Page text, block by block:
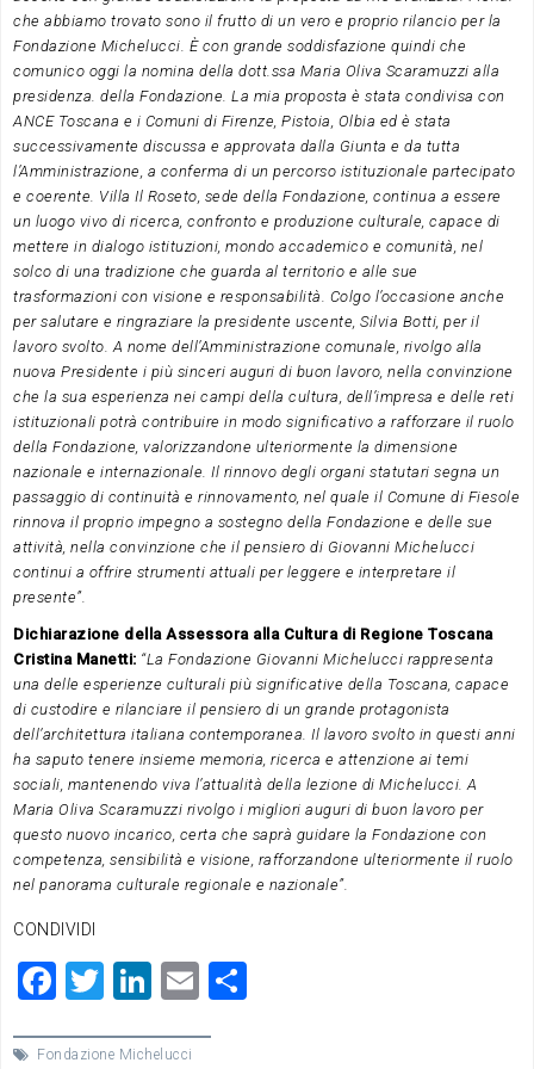
che abbiamo trovato sono il frutto di un vero e proprio rilancio per la
Fondazione Michelucci. È con grande soddisfazione quindi che
comunico oggi la nomina della dott.ssa Maria Oliva Scaramuzzi alla
presidenza. della Fondazione. La mia proposta è stata condivisa con
ANCE Toscana e i Comuni di Firenze, Pistoia, Olbia ed è stata
successivamente discussa e approvata dalla Giunta e da tutta
l’Amministrazione, a conferma di un percorso istituzionale partecipato
e coerente. Villa Il Roseto, sede della Fondazione, continua a essere
un luogo vivo di ricerca, confronto e produzione culturale, capace di
mettere in dialogo istituzioni, mondo accademico e comunità, nel
solco di una tradizione che guarda al territorio e alle sue
trasformazioni con visione e responsabilità. Colgo l’occasione anche
per salutare e ringraziare la presidente uscente, Silvia Botti, per il
lavoro svolto.A nome dell’Amministrazione comunale, rivolgo alla
nuova Presidente i più sinceri auguri di buon lavoro, nella convinzione
che la sua esperienza nei campi della cultura, dell’impresa e delle reti
istituzionali potrà contribuire in modo significativo a rafforzare il ruolo
della Fondazione, valorizzandone ulteriormente la dimensione
nazionale e internazionale. Il rinnovo degli organi statutari segna un
passaggio di continuità e rinnovamento, nel quale il Comune di Fiesole
rinnova il proprio impegno a sostegno della Fondazione e delle sue
attività, nella convinzione che il pensiero di Giovanni Michelucci
continui a offrire strumenti attuali per leggere e interpretare il
presente”.
Dichiarazione della Assessora alla Cultura di Regione Toscana
Cristina Manetti: “La Fondazione Giovanni Michelucci rappresenta
una delle esperienze culturali più significative della Toscana, capace
di custodire e rilanciare il pensiero di un grande protagonista
dell’architettura italiana contemporanea. Il lavoro svolto in questi anni
ha saputo tenere insieme memoria, ricerca e attenzione ai temi
sociali, mantenendo viva l’attualità della lezione di Michelucci. A
Maria Oliva Scaramuzzi rivolgo i migliori auguri di buon lavoro per
questo nuovo incarico, certa che saprà guidare la Fondazione con
competenza, sensibilità e visione, rafforzandone ulteriormente il ruolo
nel panorama culturale regionale e nazionale”.
CONDIVIDI
F
c
T
tt
Li
ke
E
Fondazione Michelucci